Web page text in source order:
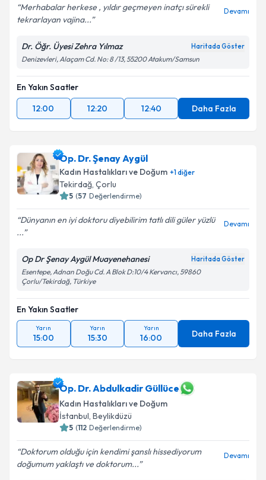
Kişisel verilerimin işlenmesine ilişkin
kapsamda işlenmesini kabul ediyorum.
Merhabalar herkese , yıldır geçmeyen inatçı sürekli
tekrarlayan vajina...
Devamı
Dr. Öğr. Üyesi Zehra Yılmaz Haritada Göster
Denizevleri, Alaçam Cd. No: 8 /13, 55200 Atakum/Samsun
En Yakın Saatler
12:00
12:20 12:40 Daha Fazla
Op. Dr. Şenay Aygül
Kadın Hastalıkları ve Doğum +1diğer
Tekirdağ, Çorlu
5 (57 Değerlendirme)
Dünyanın en iyi doktoru diyebilirim tatlı dili güler yüzlü
...
Devamı
Op Dr Şenay Aygül Muayenehanesi Haritada Göster
Esentepe, Adnan Doğu Cd. A Blok D:10/4 Kervancı, 59860
Çorlu/Tekirdağ, Türkiye
En Yakın Saatler
Yarın
15:00
Yarın
15:30
Yarın
16:00 Daha Fazla
Op. Dr. Abdulkadir Güllüce
Kadın Hastalıkları ve Doğum
İstanbul, Beylikdüzü
5 (112 Değerlendirme)
Doktorum olduğu için kendimi şanslı hissediyorum
doğumum yaklaştı ve doktorum...
Devamı